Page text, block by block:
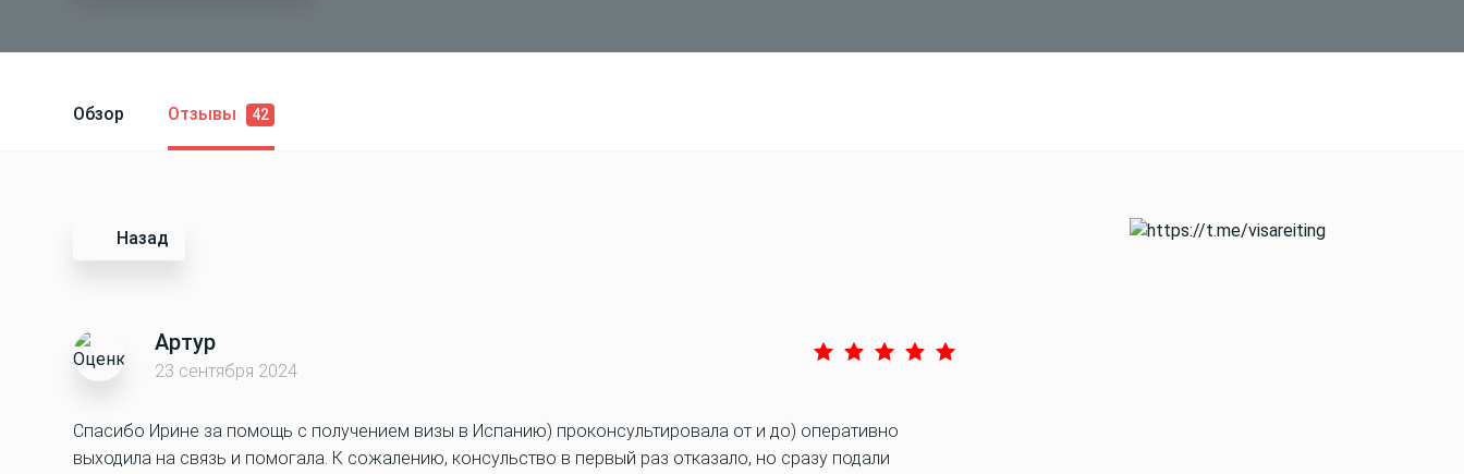
Обзор Отзывы 42
Назад
Артур
23 сентября 2024
Спасибо Ирине за помощь с получением визы в Испанию) проконсультировала от и до) оперативно
выходила на связь и помогала. К сожалению, консульство в первый раз отказало, но сразу подали